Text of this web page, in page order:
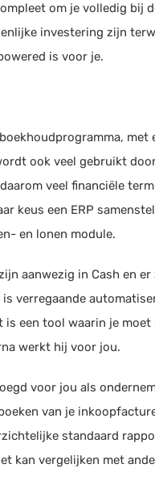
Projectmanagement,
Urenregistratie, CRM (NL)(+5)
Boekhouden
om je volledig bij
investering zijn
is voor je.
met
ook veel gebruikt
veel financiële
keus een ERP
en lonen module.
aanwezig in Cash en
verregaande
een tool waarin je moet
werkt hij voor jou.
voor jou als
van je
standaard
kan vergelijken met